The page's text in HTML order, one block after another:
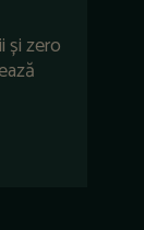
și zero